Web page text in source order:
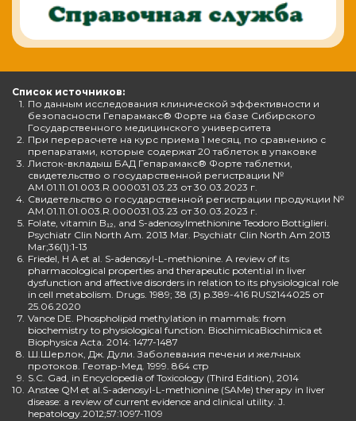
Список источников:
1. По данным исследования клинической эффективности и
безопасности Гепарамакс® Форте на базе Сибирского
Государственного медицинского университета
2. При перерасчете на курс приема 1 месяц, по сравнению с
препаратами, которые содержат 20 таблеток в упаковке
3. Листок-вкладыш БАД Гепарамакс® Форте таблетки,
свидетельство о государственной регистрации №
AM.01.11.01.003.R.000031.03.23 от 30.03.2023 г.
4. Свидетельство о государственной регистрации продукции №
AM.01.11.01.003.R.000031.03.23 от 30.03.2023 г.
5. Folate, vitamin B₁₂, and S-adenosylmethionine Teodoro Bottiglieri.
Psychiatr Clin North Am. 2013 Mar. Psychiatr Clin North Am 2013
Mar;36(1):1-13
6. Friedel, H A et al. S-adenosyl-L-methionine. A review of its
pharmacological properties and therapeutic potential in liver
dysfunction and affective disorders in relation to its physiological role
in cell metabolism. Drugs. 1989; 38 (3) p.389-416 RUS2144025 от
25.06.2020
7. Vance DE. Phospholipid methylation in mammals: from
biochemistry to physiological function. BiochimicaBiochimica et
Biophysica Acta. 2014: 1477-1487
8. Ш.Шерлок, Дж. Дули. Заболевания печени и желчных
протоков. Геотар-Мед. 1999. 864 стр
9. S.C. Gad, in Encyclopedia of Toxicology (Third Edition), 2014
10. Anstee QM et al.S-adenosyl-L-methionine (SAMe) therapy in liver
disease: a review of current evidence and clinical utility. J.
hepatology.2012;57:1097-1109